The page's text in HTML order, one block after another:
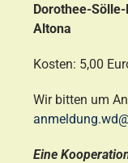
Dorothee-
Altona
Kosten: 5,00
Wir bitten um
Eine